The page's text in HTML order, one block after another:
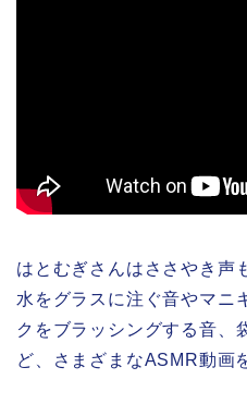
はとむぎさんはささやき声
水をグラスに注ぐ音やマニ
クをブラッシングする音、
ど、さまざまなASMR動画